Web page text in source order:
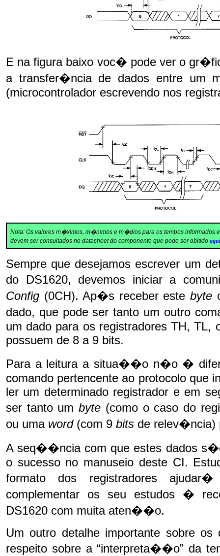
E na figura baixo voc� pode ver o
a transfer�ncia de dados entre um
(microcontrolador escrevendo nos
Nota: Os valores m�ximos, m�nimos e m�dios para os tempos informados
devem ser consultados no datasheetdo componente que pode ser obitido aqui
Sempre que desejamos escrever um
do DS1620, devemos iniciar a
Config (0CH). Ap�s receber este byte
dado, que pode ser tanto um outro
um dado para os registradores TH, TL,
possuem de 8 a 9 bits.
Para a leitura a situa��o n�o �
comando pertencente ao protocolo que
ler um determinado registrador e em
ser tanto umbyte (como o caso do
ou uma word(com 9 bits de relev�ncia)
A seq��ncia com que estes dados
o sucesso no manuseio deste CI.
formato dos registradores
complementar os seu estudos �
DS1620 com muita aten��o.
Um outro detalhe importante sobre os
respeito sobre a “interpreta��o” da